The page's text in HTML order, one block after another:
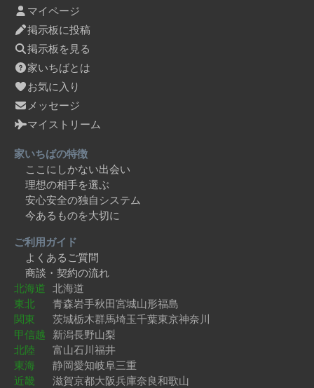
マイページ
掲示板に投稿
掲示板を見る
家いちばとは
お気に入り
メッセージ
マイストリーム
家いちばの特徴
ここにしかない出会い
理想の相手を選ぶ
安心安全の独自システム
今あるものを大切に
ご利用ガイド
よくあるご質問
商談・契約の流れ
北海道 北海道
東北
青森岩手秋田宮城山形福島
関東
茨城栃木群馬埼玉千葉東京神奈川
甲信越 新潟長野山梨
北陸
富山石川福井
東海
静岡愛知岐阜三重
近畿
滋賀京都大阪兵庫奈良和歌山